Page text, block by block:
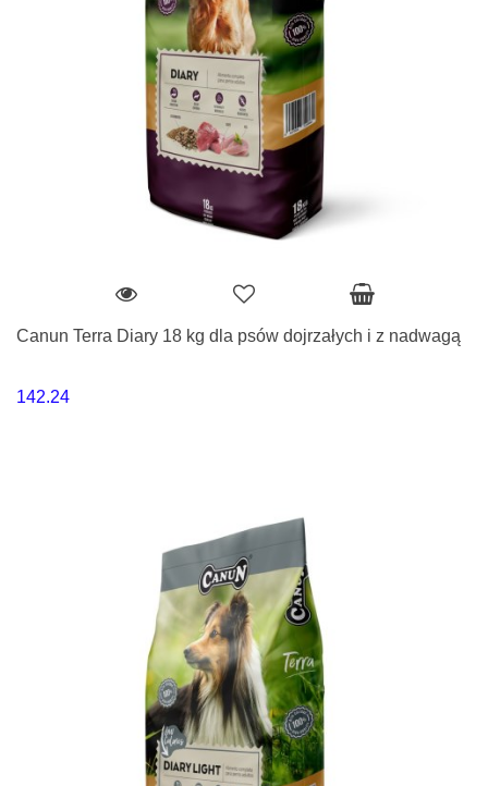
Canun Terra Diary 18 kg dla psów dojrzałych i z nadwagą
142.24